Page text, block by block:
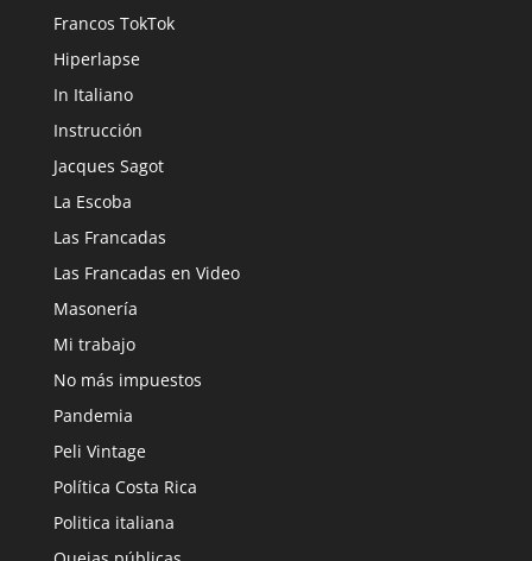
Francos TokTok
Hiperlapse
In Italiano
Instrucción
Jacques Sagot
La Escoba
Las Francadas
Las Francadas en Video
Masonería
Mi trabajo
No más impuestos
Pandemia
Peli Vintage
Política Costa Rica
Politica italiana